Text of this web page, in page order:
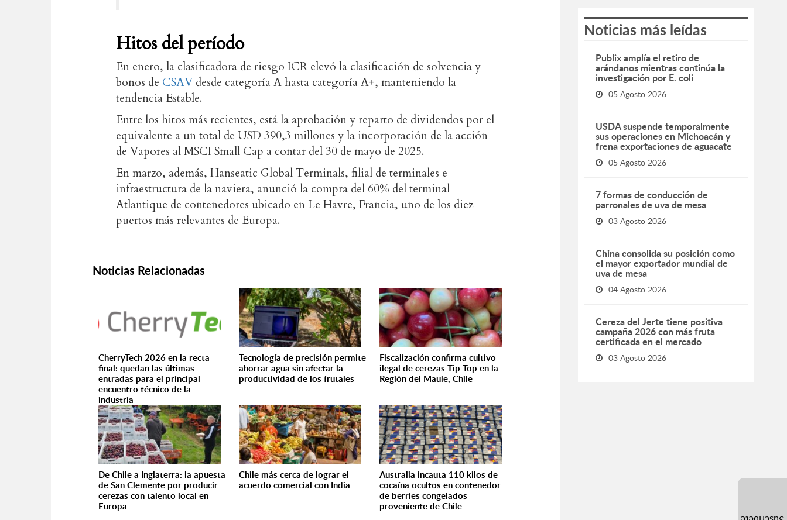
Hitos del período
En enero, la clasificadora de riesgo ICR elevó la clasificación de solvencia y
bonos de CSAV desde categoría A hasta categoría A+, manteniendo la
tendencia Estable.
Entre los hitos más recientes, está la aprobación y reparto de dividendos por el
equivalente a un total de USD 390,3 millones y la incorporación de la acción
de Vapores al MSCI Small Cap a contar del 30 de mayo de 2025.
En marzo, además, Hanseatic Global Terminals, filial de terminales e
infraestructura de la naviera, anunció la compra del 60% del terminal
Atlantique de contenedores ubicado en Le Havre, Francia, uno de los diez
puertos más relevantes de Europa.
Noticias Relacionadas
CherryTech 2026 en la recta
final: quedan las últimas
entradas para el principal
encuentro técnico de la
industria
Tecnología de precisión permite
ahorrar agua sin afectar la
productividad de los frutales
Fiscalización confirma cultivo
ilegal de cerezas Tip Top en la
Región del Maule, Chile
De Chile a Inglaterra: la apuesta
de San Clemente por producir
cerezas con talento local en
Europa
Chile más cerca de lograr el
acuerdo comercial con India
Australia incauta 110 kilos de
cocaína ocultos en contenedor
de berries congelados
proveniente de Chile
Noticias más leídas
Publix amplía el retiro de
arándanos mientras continúa la
investigación por E. coli
05 Agosto 2026
USDA suspende temporalmente
sus operaciones en Michoacán y
frena exportaciones de aguacate
05 Agosto 2026
7 formas de conducción de
parronales de uva de mesa
03 Agosto 2026
China consolida su posición como
el mayor exportador mundial de
uva de mesa
04 Agosto 2026
Cereza del Jerte tiene positiva
campaña 2026 con más fruta
certificada en el mercado
03 Agosto 2026